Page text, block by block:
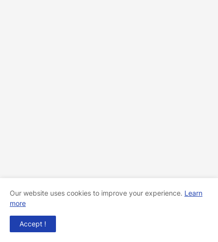
Our website uses cookies to improve your experience. Learn
more
Accept !